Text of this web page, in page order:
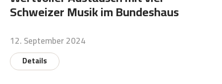
Schweizer Musik im Bundeshaus
12. September 2024
Details